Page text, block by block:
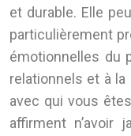
et durable. Elle
particulièrement
émotionnelles du
relationnels et à
avec qui vous
affirment n’avoir